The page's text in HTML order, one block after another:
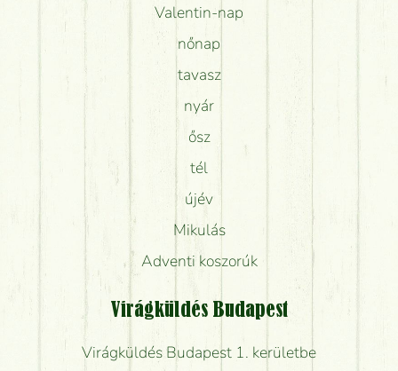
Valentin-nap
nőnap
tavasz
nyár
ősz
tél
újév
Mikulás
Adventi koszorúk
Virágküldés Budapest
Virágküldés Budapest 1. kerületbe